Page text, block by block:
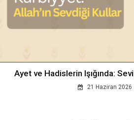
Ayet ve Hadislerin Işığında:
21 Haziran 2026